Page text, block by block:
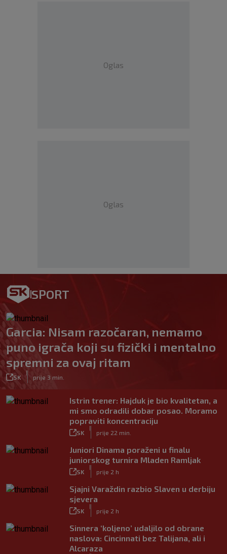
Oglas
Oglas
SPORT
Garcia: Nisam razočaran, nemamo
puno igrača koji su fizički i mentalno
spremni za ovaj ritam
SK prije 3 min.
Istrin trener: Hajduk je bio kvalitetan, a
mi smo odradili dobar posao. Moramo
popraviti koncentraciju
SK prije 22 min.
Juniori Dinama poraženi u finalu
juniorskog turnira Mladen Ramljak
SK prije 2 h
Sjajni Varaždin razbio Slaven u derbiju
sjevera
SK prije 2 h
Sinnera ‘koljeno’ udaljilo od obrane
naslova: Cincinnati bez Talijana, ali i
Alcaraza